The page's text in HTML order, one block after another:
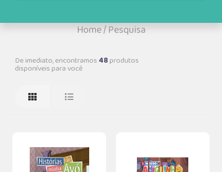
Home/Pesquisa
De imediato, encontramos 48produtos
disponíveis para você